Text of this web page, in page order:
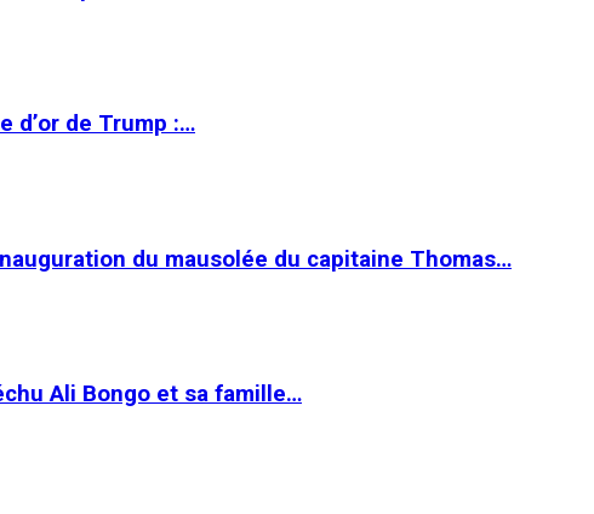
d’or de Trump :…
du mausolée du capitaine Thomas…
Ali Bongo et sa famille…